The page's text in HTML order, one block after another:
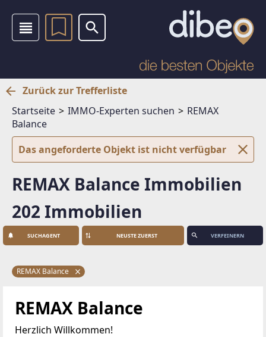
Zurück zur Trefferliste
Startseite
IMMO-Experten suchen
REMAX
Balance
Das angeforderte Objekt ist nicht verfügbar
REMAX Balance Immobilien
202 Immobilien
SUCHAGENT VERFEINERN
REMAX Balance
REMAX Balance
Herzlich Willkommen!